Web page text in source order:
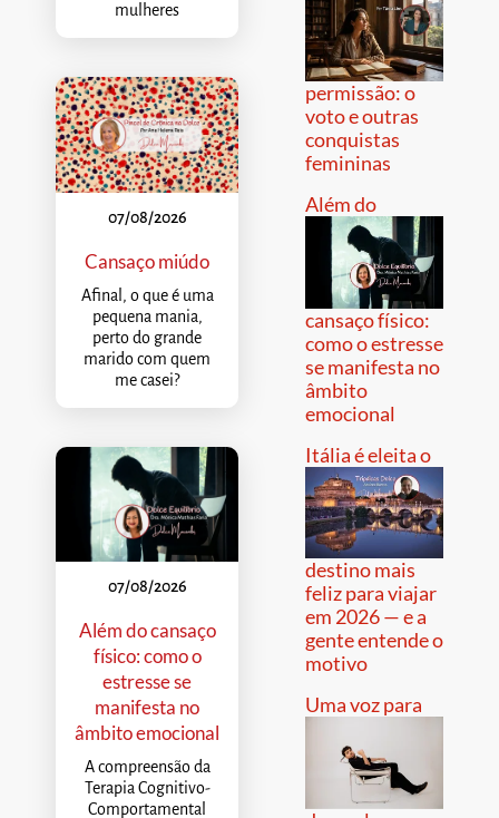
mulheres
07/08/2026
Cansaço miúdo
Afinal, o que é uma
pequena mania,
perto do grande
marido com quem
me casei?
07/08/2026
Além do cansaço
físico: como o
estresse se
manifesta no
âmbito emocional
A compreensão da
Terapia Cognitivo-
Comportamental
permissão: o
voto e outras
conquistas
femininas
Além do
cansaço físico:
como o estresse
se manifesta no
âmbito
emocional
Itália é eleita o
destino mais
feliz para viajar
em 2026 — e a
gente entende o
motivo
Uma voz para